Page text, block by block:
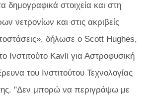
δημογραφικά στοιχεία και στη
νετρονίων και στις ακριβείς
δήλωσε ο Scott Hughes,
Ινστιτούτο Kavli για Αστροφυσική
του Ινστιτούτου Τεχνολογίας
"Δεν μπορώ να περιγράψω με